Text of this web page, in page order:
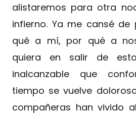
alistaremos para otra
infierno. Ya me cansé de
qué a mí, por qué a
quiera en salir de
inalcanzable que
tiempo se vuelve
compañeras han vivido